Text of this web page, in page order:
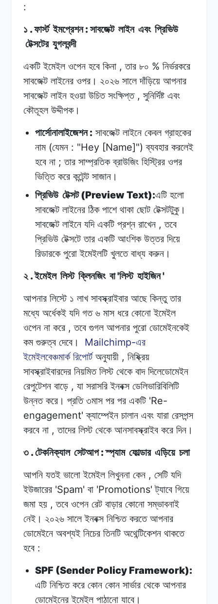
:
১ .ফার্স্ট ইমপ্রেশন: সাবজেক্ট লাইন এবং প্রিভিউ
টেক্সটের যুগলবন্দী
একটি ইমেইল ওপেন হবে কিনা ,তার ৮০ % নির্ভরকরে
সাবজেক্ট লাইনের ওপর। ২০২৬ সালে দাঁড়িয়ে আপনার
সাবজেক্ট লাইন হওয়া উচিত সংক্ষিপ্ত, সুনির্দিষ্ট এবং
কৌতূহল উদ্দীপক।
পার্সোনালাইজেশন: সাবজেক্ট লাইনে কেবল গ্রাহকের
নাম(যেমন : "Hey [Name]")ব্যবহার করলেই
হবে না ;তার সাম্প্রতিক ব্রাউজিং হিস্ট্রির ওপর
ভিত্তি করে কন্টেন্ট সাজান।
প্রিভিউ টেক্সট(Preview Text):এটি হলো
সাবজেক্ট লাইনের ঠিক পাশে থাকা ছোট টেক্সটটুকু।
সাবজেক্ট লাইনে যদি একটি প্রশ্ন রাখেন ,তবে
প্রিভিউ টেক্সটে তার একটি আংশিক উত্তর দিয়ে
রিডারকে পুরো ইমেইলটি খুলতে বাধ্য করুন।
২ .ইমেইল লিস্ট ক্লিনজিং বা'লিস্ট হাইজিন'
আপনার লিস্টে ১ লাখ সাবস্ক্রাইবার আছে কিন্তু তার
মধ্যে অর্ধেকই যদি গত ৬ মাস ধরে কোনো ইমেইল
ওপেন না করে ,তবে গুগল আপনার পুরো ডোমেইনকেই
কম গুরুত্ব দেবে। Mailchimp-এর
ইমেইলবেঞ্চমার্ক রিপোর্ট অনুযায়ী , নিষ্ক্রিয়
সাবস্ক্রাইবারদের নিয়মিত লিস্ট থেকে বাদ দিলেডোমেইন
রেপুটেশন বাড়ে , যা সরাসরি ইনবক্স ডেলিভারিবিলিটি
উন্নত করে। প্রতি ৩মাস পর পর একটি 'Re-
engagement'ক্যাম্পেইন চালান এবং যারা রেসপন্স
করবে না ,তাদের লিস্ট থেকে আনসাবস্ক্রাইব করে দিন।
৩ .টেকনিক্যাল সেটআপ:স্প্যাম ফোল্ডার এড়িয়ে চলা
আপনি যতই ভালো ইমেইল লিখুননা কেন , সেটি যদি
ইউজারের 'Spam' বা 'Promotions'ট্যাবে গিয়ে
জমা হয় ,তবে ওপেন রেট বাড়ার কোনো সম্ভাবনাই
নেই। ২০২৬ সালে ইনবক্স নিশ্চিত করতে আপনার
ডোমেইনে অবশ্যই নিচের তিনটি অথেন্টিকেশন থাকতে
হবে :
SPF (Sender Policy Framework):
এটি নিশ্চিত করে কোন কোন সার্ভার থেকে আপনার
ডোমেইনের ইমেইল পাঠানো যাবে।